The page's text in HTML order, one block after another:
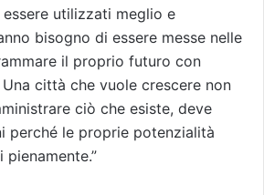
utilizzati meglio e
bisogno di essere messe nelle
il proprio futuro con
città che vuole crescere non
ciò che esiste, deve
perché le proprie potenzialità
pienamente.”